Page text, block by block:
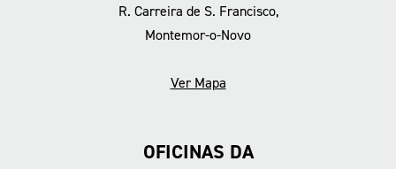
R. Carreira de S. Francisco,
Montemor-o-Novo
Ver Mapa
OFICINAS DA